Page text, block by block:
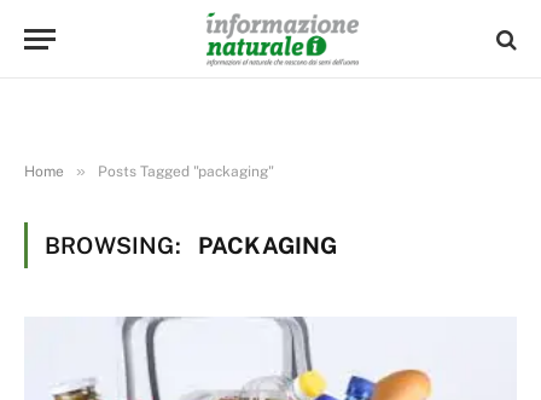
Home » Posts Tagged "packaging"
BROWSING: PACKAGING